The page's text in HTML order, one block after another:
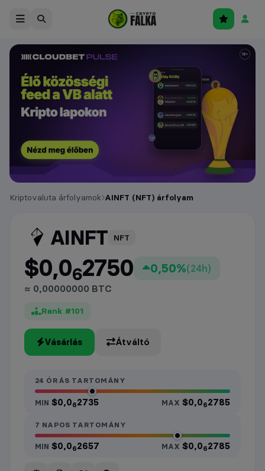
Kriptovaluta árfolyamok AINFT (NFT) árfolyam
AINFT árfolyam
NFT
$0,062750 0,50%(24h)
≈ 0,00000000 BTC
Rank #101
Vásárlás Átváltó
24 ÓRÁS TARTOMÁNY
MIN $0,062735 MAX $0,062785
7 NAPOS TARTOMÁNY
MIN $0,062657 MAX $0,062785